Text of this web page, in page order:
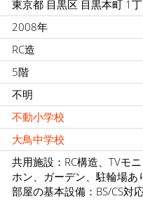
東京都 目黒区 目黒本町 1
2008年
RC造
5階
不明
不動小学校
大鳥中学校
共用施設：RC構造、TVモ
ホン、ガーデン、駐輪場あ
部屋の基本設備：BS/CS対